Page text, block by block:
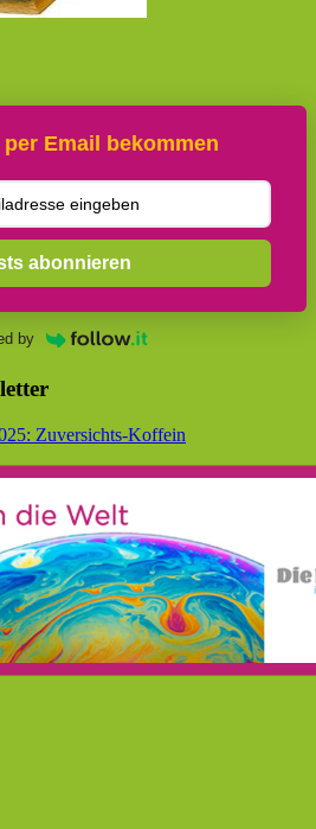
Email bekommen
abonnieren
by
Zuversichts-Koffein